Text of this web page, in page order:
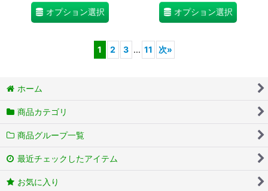
オプション選択 オプション選択
1 2 3 ... 11 次»
ホーム
商品カテゴリ
商品グループ一覧
最近チェックしたアイテム
お気に入り